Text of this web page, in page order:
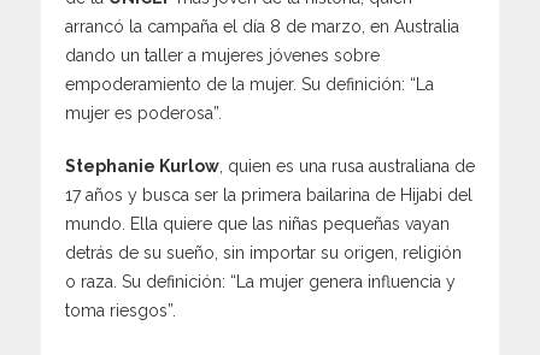
arrancó la campaña el día 8 de marzo, en Australia
dando un taller a mujeres jóvenes sobre
empoderamiento de la mujer. Su definición: “La
mujer es poderosa”.
Stephanie Kurlow , quien es una rusa australiana de
17 años y busca ser la primera bailarina de Hijabi del
mundo. Ella quiere que las niñas pequeñas vayan
detrás de su sueño, sin importar su origen, religión
o raza. Su definición: “La mujer genera influencia y
toma riesgos”.